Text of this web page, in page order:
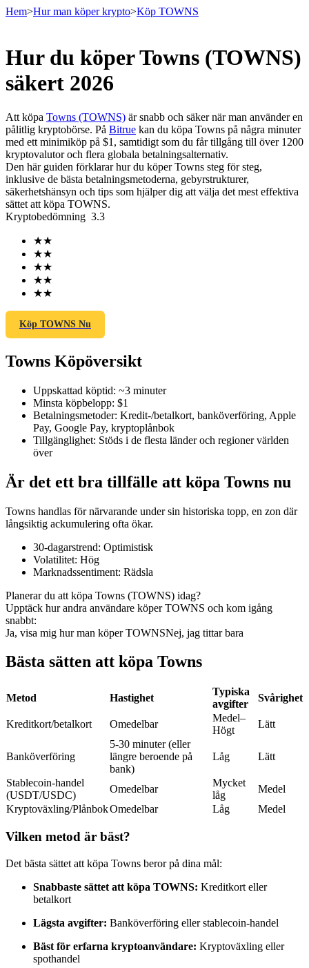
Terminer
USDT Futures
COIN-M Futures
Futures för kryptovaluta
TradFi
USDC Futures
Futures med USDC som säkerhet
Gå med de bästa handlarna
Njut av vinstdelning och kopieringshandelsprovisioner
Hem>Hur man köper krypto>Köp TOWNS
Hur du köper Towns (TOWNS)
säkert 2026
Att köpa Towns (TOWNS) är snabb och säker när man använder en
pålitlig kryptobörse. På Bitrue kan du köpa Towns på några minuter
med ett minimiköp på $1, samtidigt som du får tillgång till över 1200
kryptovalutor och flera globala betalningsalternativ.
Den här guiden förklarar hur du köper Towns steg för steg,
inklusive de bästa betalningsmetoderna, gebyrstrukturer,
säkerhetshänsyn och tips som hjälper dig att välja det mest effektiva
sättet att köpa TOWNS.
Kryptobedömning 3.3
★★
★★
★★
★★
★★
Köp TOWNS Nu
Towns Köpöversikt
Uppskattad köptid: ~3 minuter
Minsta köpbelopp: $1
Betalningsmetoder: Kredit-/betalkort, banköverföring, Apple
Pay, Google Pay, kryptoplånbok
Tillgänglighet: Stöds i de flesta länder och regioner världen
över
Är det ett bra tillfälle att köpa Towns nu
Towns handlas för närvarande under sin historiska topp, en zon där
långsiktig ackumulering ofta ökar.
30-dagarstrend: Optimistisk
Volatilitet: Hög
Marknadssentiment: Rädsla
Planerar du att köpa Towns (TOWNS) idag?
Upptäck hur andra användare köper TOWNS och kom igång
snabbt:
Ja, visa mig hur man köper TOWNSNej, jag tittar bara
Bästa sätten att köpa Towns
Metod Hastighet
Typiska
avgifter
Svårighet
Kreditkort/betalkort Omedelbar
Medel–
Högt
Lätt
Banköverföring
5-30 minuter (eller
längre beroende på
bank)
Låg Lätt
Stablecoin-handel
(USDT/USDC)
Omedelbar
Mycket
låg
Medel
Kryptoväxling/PlånbokOmedelbar Låg Medel
Vilken metod är bäst?
Det bästa sättet att köpa Towns beror på dina mål:
Snabbaste sättet att köpa TOWNS: Kreditkort eller
betalkort
Lägsta avgifter: Banköverföring eller stablecoin-handel
Bäst för erfarna kryptoanvändare: Kryptoväxling eller
spothandel